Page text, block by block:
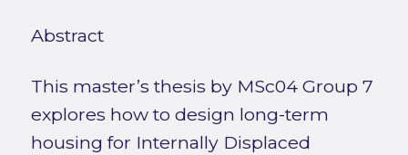
Abstract
This master’s thesis by MSc04 Group 7
explores how to design long-term
housing for Internally Displaced